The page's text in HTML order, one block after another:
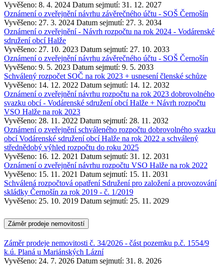
Vyvěšeno: 8. 4. 2024 Datum sejmutí: 31. 12. 2027
Oznámení o zveřejnění návrhu závěrečného účtu - SOŠ Černošín
Vyvěšeno: 27. 3. 2024 Datum sejmutí: 27. 3. 2034
Oznámení o zveřejnění - Návrh rozpočtu na rok 2024 - Vodárenské
sdružení obcí Halže
Vyvěšeno: 27. 10. 2023 Datum sejmutí: 27. 10. 2033
Oznámení o zveřejnění návrhu závěrečného účtu - SOŠ Černošín
Vyvěšeno: 9. 5. 2023 Datum sejmutí: 9. 5. 2033
Schválený rozpočet SOČ na rok 2023 + usnesení členské schůze
Vyvěšeno: 14. 12. 2022 Datum sejmutí: 14. 12. 2032
Oznámení o zveřejnění návrhu rozpočtu na rok 2023 dobrovolného
svazku obcí - Vodárenské sdružení obcí Halže + Návrh rozpočtu
VSO Halže na rok 2023
Vyvěšeno: 28. 11. 2022 Datum sejmutí: 28. 11. 2032
Oznámení o zveřejnění schváleného rozpočtu dobrovolného svazku
obcí Vodárenské sdružení obcí Halže na rok 2022 a schválený
střednědobý výhled rozpočtu do roku 2025
Vyvěšeno: 16. 12. 2021 Datum sejmutí: 31. 12. 2031
Oznámení o zveřejnění návrhu rozpočtu VSO Halže na rok 2022
Vyvěšeno: 15. 11. 2021 Datum sejmutí: 15. 11. 2031
Schválená rozpočtová opatření Sdružení pro založení a provozování
skládky Černošín za rok 2019 - č. 1/2019
Vyvěšeno: 25. 10. 2019 Datum sejmutí: 25. 11. 2029
Záměr prodeje nemovitostí
Záměr prodeje nemovitosti č. 34/2026 - část pozemku p.č. 1554/9
k.ú. Planá u Mariánských Lázní
Vyvěšeno: 24. 7. 2026 Datum sejmutí: 31. 8. 2026